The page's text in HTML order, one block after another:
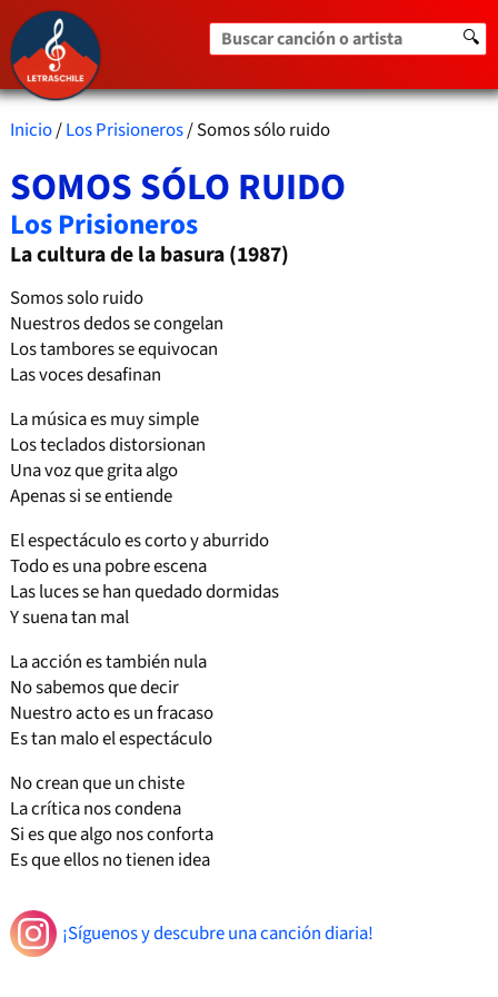
Buscar canción o artista 🔍
Inicio/Los Prisioneros/ Somos sólo ruido
SOMOS SÓLO RUIDO
Los Prisioneros
La cultura de la basura (1987)
Somos solo ruido
Nuestros dedos se congelan
Los tambores se equivocan
Las voces desafinan
La música es muy simple
Los teclados distorsionan
Una voz que grita algo
Apenas si se entiende
El espectáculo es corto y aburrido
Todo es una pobre escena
Las luces se han quedado dormidas
Y suena tan mal
La acción es también nula
No sabemos que decir
Nuestro acto es un fracaso
Es tan malo el espectáculo
No crean que un chiste
La crítica nos condena
Si es que algo nos conforta
Es que ellos no tienen idea
¡Síguenos y descubre una canción diaria!